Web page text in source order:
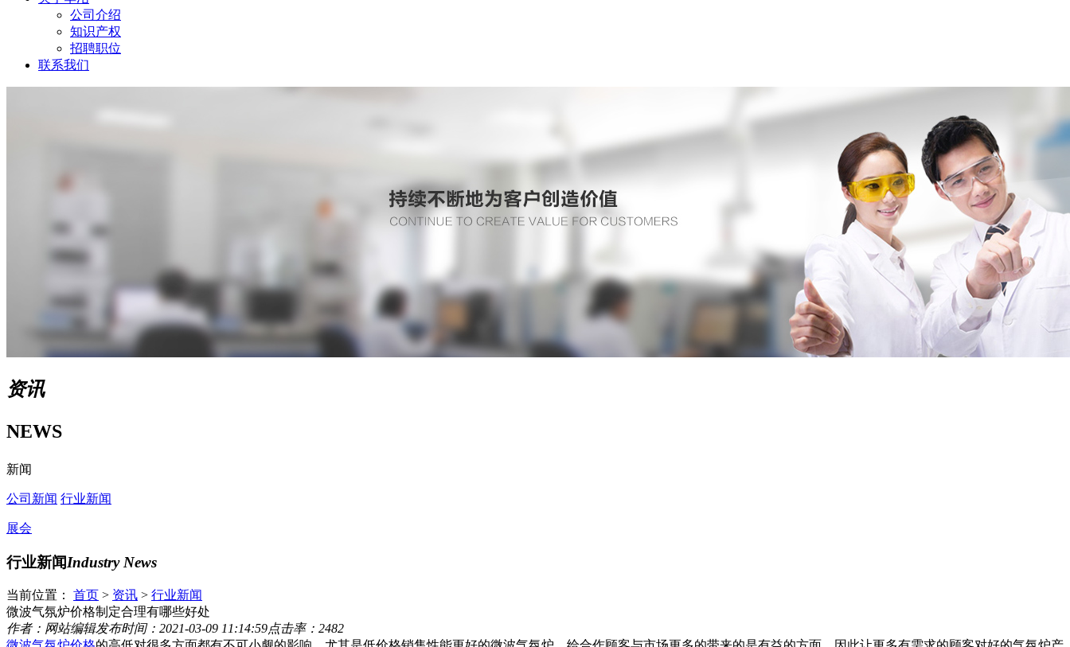
公司介绍
知识产权
招聘职位
联系我们
资讯
NEWS
新闻
公司新闻 行业新闻
展会
行业新闻Industry News
当前位置： 首页 > 资讯 > 行业新闻
微波气氛炉价格制定合理有哪些好处
作者：网站编辑发布时间：2021-03-09 11:14:59点击率：2482